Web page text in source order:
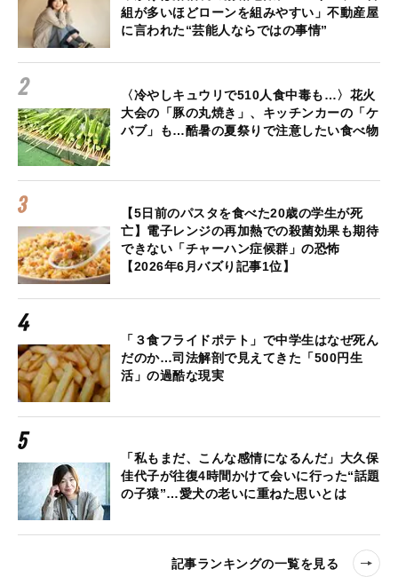
組が多いほどローンを組みやすい」不動産屋
に言われた“芸能人ならではの事情”
〈冷やしキュウリで510人食中毒も…〉花火
大会の「豚の丸焼き」、キッチンカーの「ケ
バブ」も…酷暑の夏祭りで注意したい食べ物
【5日前のパスタを食べた20歳の学生が死
亡】電子レンジの再加熱での殺菌効果も期待
できない「チャーハン症候群」の恐怖
【2026年6月バズり記事1位】
「３食フライドポテト」で中学生はなぜ死ん
だのか…司法解剖で見えてきた「500円生
活」の過酷な現実
「私もまだ、こんな感情になるんだ」大久保
佳代子が往復4時間かけて会いに行った“話題
の子猿”…愛犬の老いに重ねた思いとは
記事ランキングの一覧を見る